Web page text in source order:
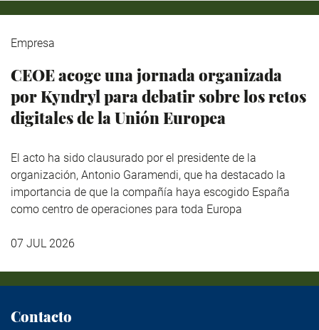
Empresa
CEOE acoge una jornada organizada
por Kyndryl para debatir sobre los retos
digitales de la Unión Europea
El acto ha sido clausurado por el presidente de la
organización, Antonio Garamendi, que ha destacado la
importancia de que la compañía haya escogido España
como centro de operaciones para toda Europa
07 JUL 2026
Contacto